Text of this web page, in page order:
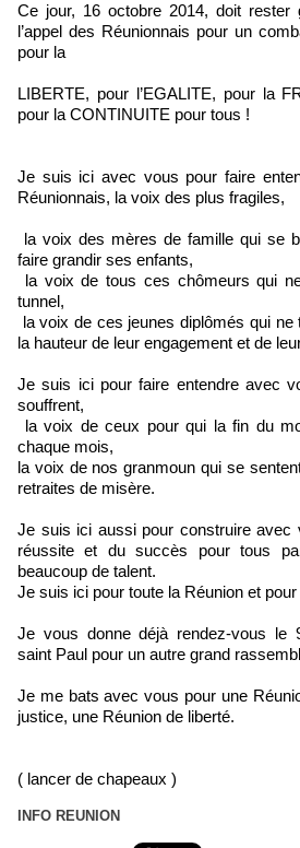
Ce jour, 16 octobre 2014, doit rester
l’appel des Réunionnais pour un
pour la
LIBERTE, pour l’EGALITE, pour la
pour la CONTINUITE pour tous !
Je suis ici avec vous pour faire
Réunionnais, la voix des plus fragiles,
la voix des mères de famille qui se
faire grandir ses enfants,
la voix de tous ces chômeurs qui
tunnel,
la voix de ces jeunes diplômés qui
la hauteur de leur engagement et de
Je suis ici pour faire entendre avec
souffrent,
la voix de ceux pour qui la fin du
chaque mois,
la voix de nos granmoun qui se
retraites de misère.
Je suis ici aussi pour construire avec
réussite et du succès pour tous
beaucoup de talent.
Je suis ici pour toute la Réunion et
Je vous donne déjà rendez-vous le
saint Paul pour un autre grand
Je me bats avec vous pour une
justice, une Réunion de liberté.
( lancer de chapeaux )
INFO REUNION